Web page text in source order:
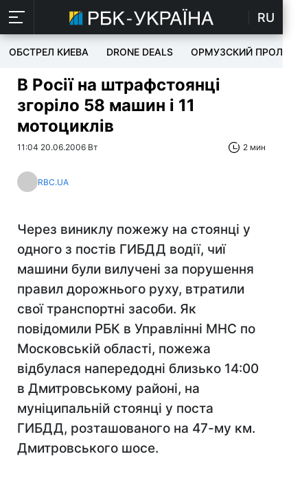
RU
ОБСТРЕЛ КИЕВА DRONE DEALS ОРМУЗСКИЙ ПРОЛИВ
В Росії на штрафстоянці
згоріло 58 машин і 11
мотоциклів
11:04 20.06.2006 Вт 2 мин
RBC.UA
Через виниклу пожежу на стоянці у
одного з постів ГИБДД водії, чиї
машини були вилучені за порушення
правил дорожнього руху, втратили
свої транспортні засоби. Як
повідомили РБК в Управлінні МНС по
Московській області, пожежа
відбулася напередодні близько 14:00
в Дмитровському районі, на
муніципальній стоянці у поста
ГИБДД, розташованого на 47-му км.
Дмитровського шосе.